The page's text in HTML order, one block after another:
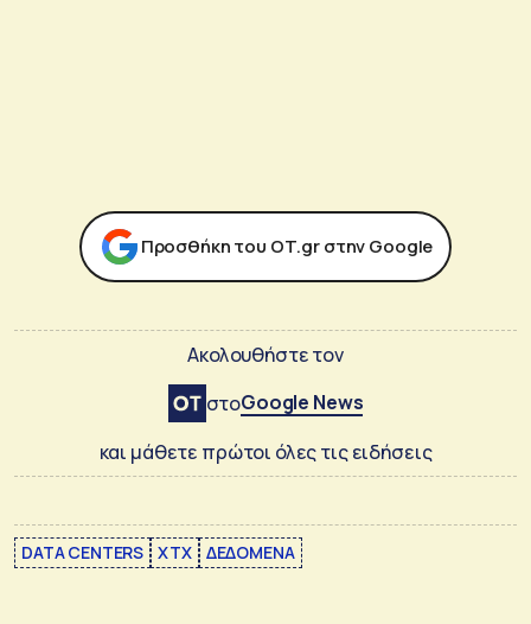
Προσθήκη του ΟΤ.gr στην Google
Ακολουθήστε τον
στοGoogle News
και μάθετε πρώτοι όλες τις ειδήσεις
DATA CENTERS XTX ΔΕΔΟΜΕΝΑ